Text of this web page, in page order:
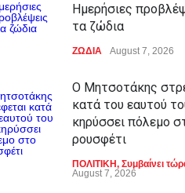
Ημερήσιες
τα ζώδια
ΖΩΔΙΑ August 7, 2026
Ο Μητσοτάκης
κατά του εαυτού
κηρύσσει πόλεμο
ρουσφέτι
ΠΟΛΙΤΙΚΗ, Συμβαίνει
August 7, 2026